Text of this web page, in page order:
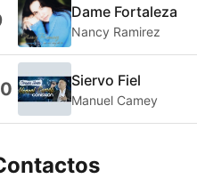
Dame Fortaleza
Nancy Ramirez
Siervo Fiel
Manuel Camey